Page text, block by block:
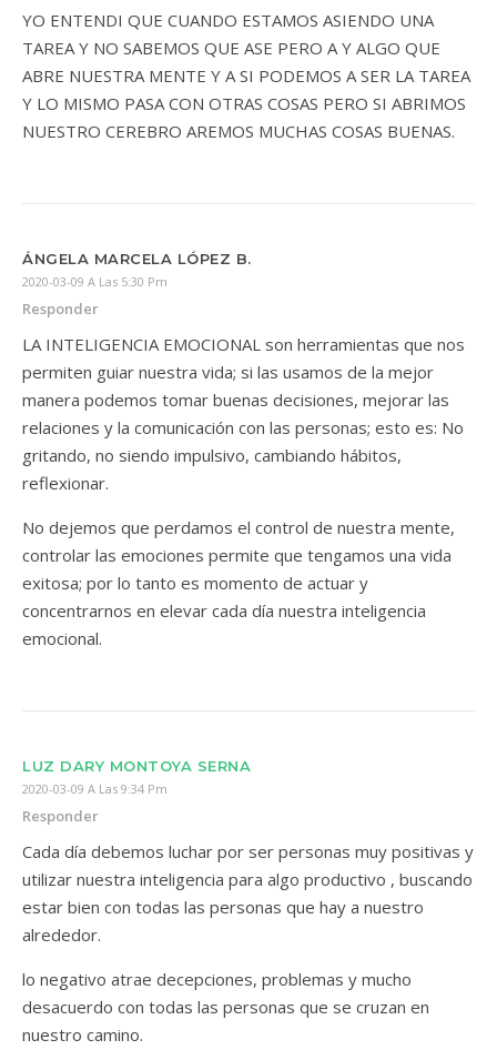
YO ENTENDI QUE CUANDO ESTAMOS ASIENDO UNA
TAREA Y NO SABEMOS QUE ASE PERO A Y ALGO QUE
ABRE NUESTRA MENTE Y A SI PODEMOS A SER LA TAREA
Y LO MISMO PASA CON OTRAS COSAS PERO SI ABRIMOS
NUESTRO CEREBRO AREMOS MUCHAS COSAS BUENAS.
ÁNGELA MARCELA LÓPEZ B.
2020-03-09 A Las 5:30 Pm
Responder
LA INTELIGENCIA EMOCIONAL son herramientas que nos
permiten guiar nuestra vida; si las usamos de la mejor
manera podemos tomar buenas decisiones, mejorar las
relaciones y la comunicación con las personas; esto es: No
gritando, no siendo impulsivo, cambiando hábitos,
reflexionar.
No dejemos que perdamos el control de nuestra mente,
controlar las emociones permite que tengamos una vida
exitosa; por lo tanto es momento de actuar y
concentrarnos en elevar cada día nuestra inteligencia
emocional.
LUZ DARY MONTOYA SERNA
2020-03-09 A Las 9:34 Pm
Responder
Cada día debemos luchar por ser personas muy positivas y
utilizar nuestra inteligencia para algo productivo , buscando
estar bien con todas las personas que hay a nuestro
alrededor.
lo negativo atrae decepciones, problemas y mucho
desacuerdo con todas las personas que se cruzan en
nuestro camino.